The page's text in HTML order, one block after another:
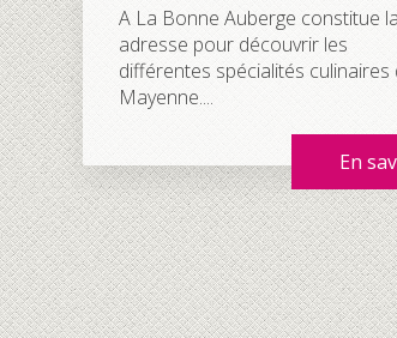
A La Bonne Auberge constitue
adresse pour découvrir les
différentes spécialités culinaires
Mayenne....
En